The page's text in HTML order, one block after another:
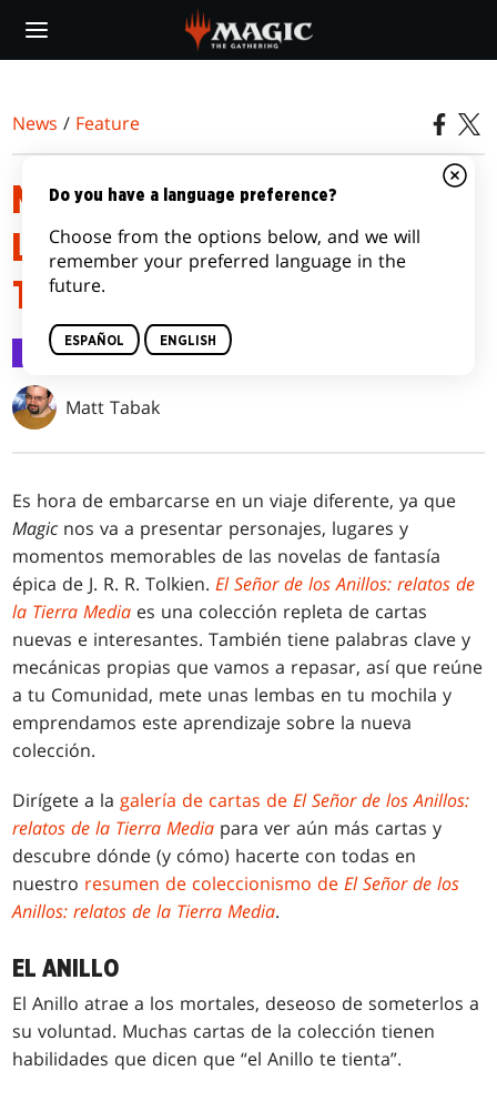
main
News / Feature
MECÁNICAS DE EL SEÑOR DE
LOS ANILLOS: RELATOS DE LA
TIERRA MEDIA™
Feature 30 may 2023
Matt Tabak
Es hora de embarcarse en un viaje diferente, ya que
Magic nos va a presentar personajes, lugares y
momentos memorables de las novelas de fantasía
épica de J. R. R. Tolkien.El Señor de los Anillos: relatos de
la Tierra Media es una colección repleta de cartas
nuevas e interesantes. También tiene palabras clave y
mecánicas propias que vamos a repasar, así que reúne
a tu Comunidad, mete unas lembas en tu mochila y
emprendamos este aprendizaje sobre la nueva
colección.
Dirígete a la galería de cartas deEl Señor de los Anillos:
relatos de la Tierra Media para ver aún más cartas y
descubre dónde (y cómo) hacerte con todas en
nuestro resumen de coleccionismo deEl Señor de los
Anillos: relatos de la Tierra Media.
EL ANILLO
El Anillo atrae a los mortales, deseoso de someterlos a
su voluntad. Muchas cartas de la colección tienen
habilidades que dicen que “el Anillo te tienta”.
Do you have a language preference?
Choose from the options below, and we will
remember your preferred language in the
future.
ESPAÑOL ENGLISH